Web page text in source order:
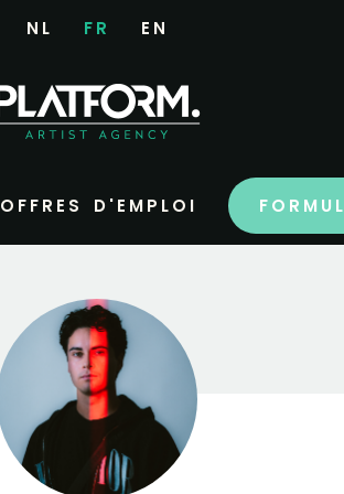
NL FR EN
OFFRES D'EMPLOI